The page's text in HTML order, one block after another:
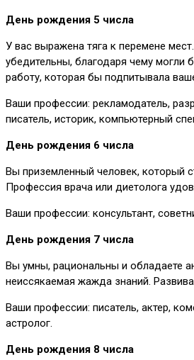
День рождения 5 числа
У вас выражена тяга к перемене
убедительны, благодаря чему могли
работу, которая бы подпитывала
Ваши профессии: рекламодатель,
писатель, историк, компьютерный
День рождения 6 числа
Вы приземленный человек, который
Профессия врача или диетолога
Ваши профессии: консультант,
День рождения 7 числа
Вы умны, рациональны и обладаете
неиссякаемая жажда знаний.
Ваши профессии: писатель, актер,
астролог.
День рождения 8 числа